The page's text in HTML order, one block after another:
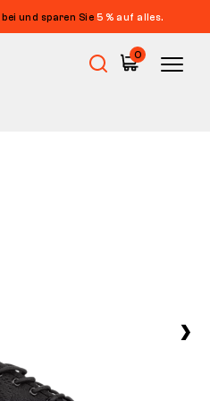
bei und sparen Sie 5 % auf alles.
0